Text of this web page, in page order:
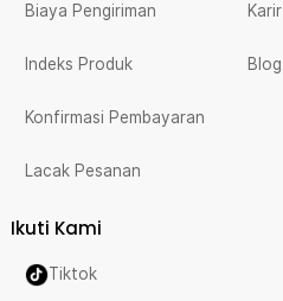
Biaya Pengiriman
Indeks Produk
Konfirmasi Pembayaran
Lacak Pesanan
Karir
Blog
Ikuti Kami
Tiktok